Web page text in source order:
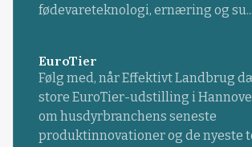
fødevareteknologi, ernæring og su...
EuroTier
Følg med, når Effektivt Landbrug
store EuroTier-udstilling i
om husdyrbranchens seneste
produktinnovationer og de nyeste